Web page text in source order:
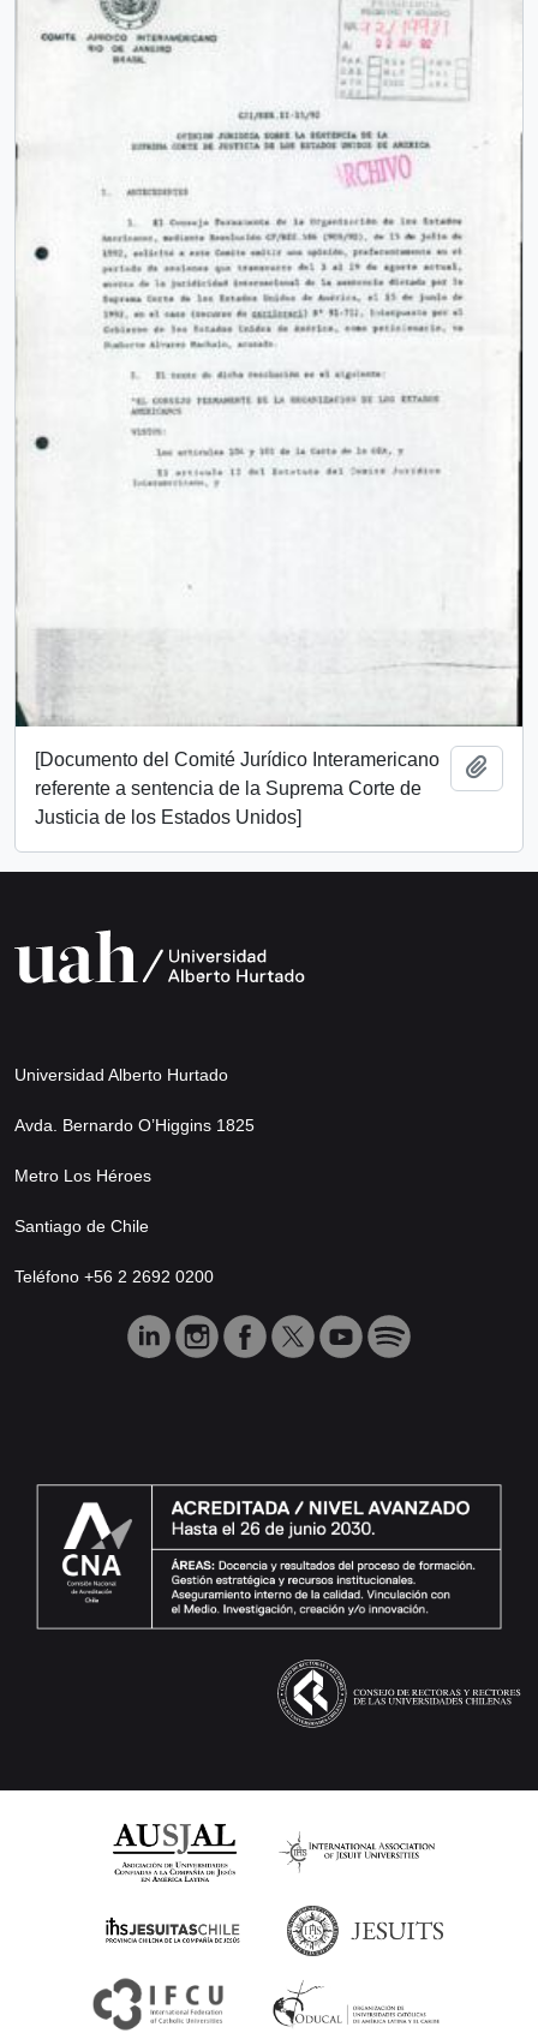
[Documento del Comité Jurídico Interamericano
referente a sentencia de la Suprema Corte de
Justicia de los Estados Unidos]
Universidad Alberto Hurtado
Avda. Bernardo O’Higgins 1825
Metro Los Héroes
Santiago de Chile
Teléfono +56 2 2692 0200